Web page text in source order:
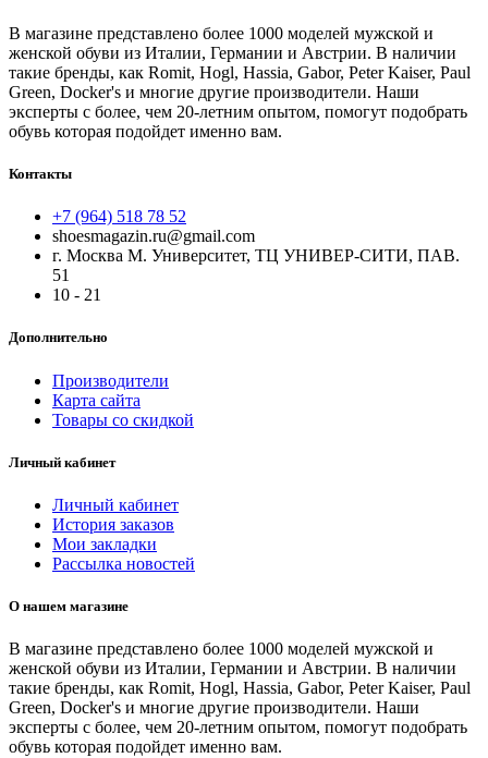
В магазине представлено более 1000 моделей мужской и
женской обуви из Италии, Германии и Австрии. В наличии
такие бренды, как Romit, Hogl, Hassia, Gabor, Peter Kaiser, Paul
Green, Docker's и многие другие производители. Наши
эксперты с более, чем 20-летним опытом, помогут подобрать
обувь которая подойдет именно вам.
Контакты
+7 (964) 518 78 52
shoesmagazin.ru@gmail.com
г. Москва М. Университет, ТЦ УНИВЕР-СИТИ, ПАВ.
51
10 - 21
Дополнительно
Производители
Карта сайта
Товары со скидкой
Личный кабинет
Личный кабинет
История заказов
Мои закладки
Рассылка новостей
О нашем магазине
В магазине представлено более 1000 моделей мужской и
женской обуви из Италии, Германии и Австрии. В наличии
такие бренды, как Romit, Hogl, Hassia, Gabor, Peter Kaiser, Paul
Green, Docker's и многие другие производители. Наши
эксперты с более, чем 20-летним опытом, помогут подобрать
обувь которая подойдет именно вам.